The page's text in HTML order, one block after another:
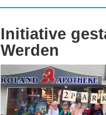
Initiative
Werden